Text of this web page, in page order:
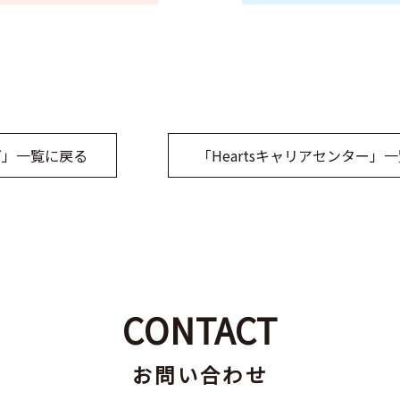
一覧に戻る 「Heartsキャリアセンター」
CONTACT
お問い合わせ